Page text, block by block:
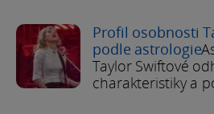
Profil osobnosti
podle astrologie
Taylor Swiftové
charakteristiky a